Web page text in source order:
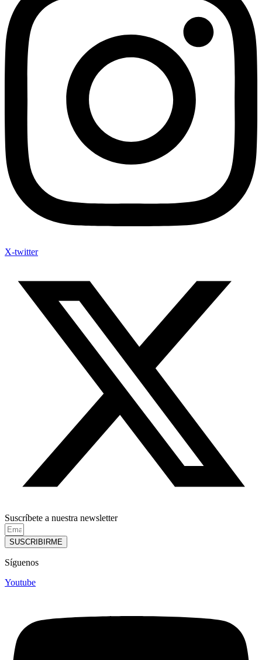
X-twitter
Suscríbete a nuestra newsletter
SUSCRIBIRME
Síguenos
Youtube